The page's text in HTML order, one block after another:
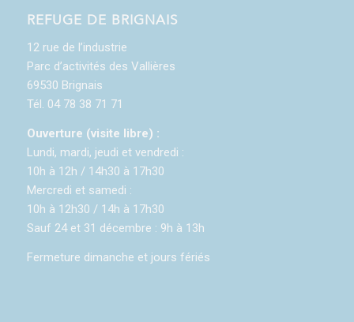
REFUGE DE BRIGNAIS
12 rue de l’industrie
Parc d’activités des Vallières
69530 Brignais
Tél. 04 78 38 71 71
Ouverture (visite libre) :
Lundi, mardi, jeudi et vendredi :
10h à 12h / 14h30 à 17h30
Mercredi et samedi :
10h à 12h30 / 14h à 17h30
Sauf 24 et 31 décembre : 9h à 13h
Fermeture dimanche et jours fériés